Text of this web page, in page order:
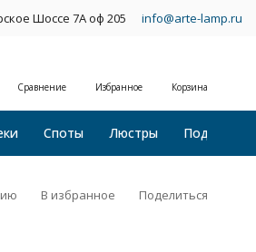
Шоссе 7А оф 205 info@arte-lamp.ru
Сравнение Избранное Корзина
Споты Люстры Подвесные
В избранное Поделиться